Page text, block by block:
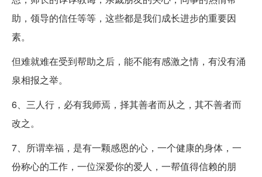
助，领导的信任等等，这些都是我们成长进步的重要因
素。
但难就难在受到帮助之后，能不能有感激之情，有没有涌
泉相报之举。
6、三人行，必有我师焉，择其善者而从之，其不善者而
改之。
7、所谓幸福，是有一颗感恩的心，一个健康的身体，一
份称心的工作，一位深爱你的爱人，一帮值得信赖的朋